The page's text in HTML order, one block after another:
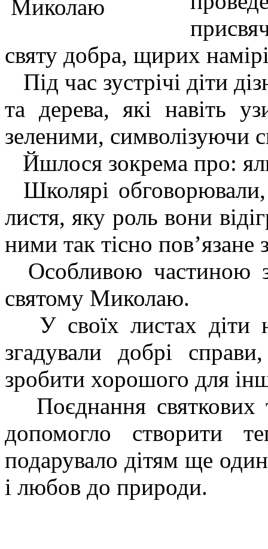
святу добра, щирих
Під час зустрічі діти
та дерева, які навіть
зеленими, символізуючи
Йшлося зокрема про:
Школярі
листя, яку роль вони
ними так тісно пов’язане
Особливою частиною
святому Миколаю.
У своїх листах діти
згадували добрі
зробити хорошого для
Поєднання святкових
допомогло створити
подарувало дітям ще
і любов до природи.